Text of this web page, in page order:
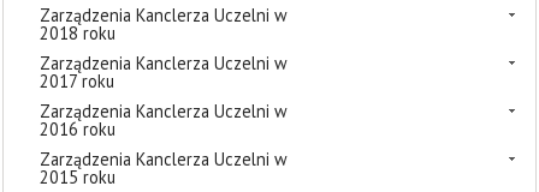
Zarządzenia Kanclerza Uczelni w
2018 roku
Zarządzenia Kanclerza Uczelni w
2017 roku
Zarządzenia Kanclerza Uczelni w
2016 roku
Zarządzenia Kanclerza Uczelni w
2015 roku